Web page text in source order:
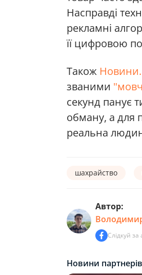
Насправді
рекламні
її цифровою
Також
званими
секунд панує
обману, а для
реальна
шахрайство
Автор:
Слідкуй